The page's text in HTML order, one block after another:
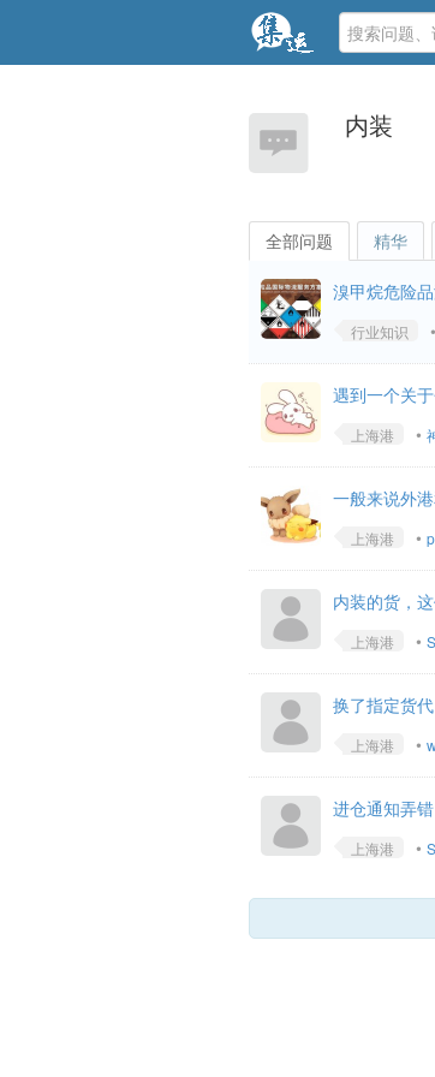
内装
全部问题 精华
溴甲烷危险
行业知识
•
遇到一个关
上海港
•
一般来说外
上海港
•
内装的货，
上海港
•
换了指定货
上海港
•
进仓通知弄
上海港
•